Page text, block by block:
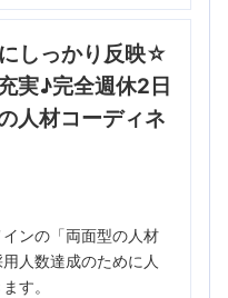
しっかり反映☆
実♪完全週休2日
人材コーディネ
ンの「両面型の人材
人数達成のために人
す。